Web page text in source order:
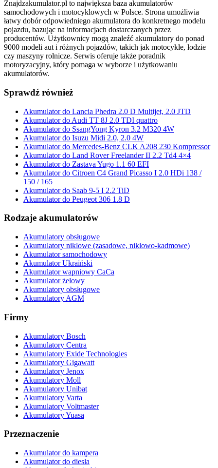
Znajdzakumulator.pl to największa baza akumulatorów
samochodowych i motocyklowych w Polsce. Strona umożliwia
łatwy dobór odpowiedniego akumulatora do konkretnego modelu
pojazdu, bazując na informacjach dostarczanych przez
producentów. Użytkownicy mogą znaleźć akumulatory do ponad
9000 modeli aut i różnych pojazdów, takich jak motocykle, łodzie
czy maszyny rolnicze. Serwis oferuje także poradnik
motoryzacyjny, który pomaga w wyborze i użytkowaniu
akumulatorów.
Sprawdź również
Akumulator do Lancia Phedra 2.0 D Multijet, 2.0 JTD
Akumulator do Audi TT 8J 2.0 TDI quattro
Akumulator do SsangYong Kyron 3.2 M320 4W
Akumulator do Isuzu Midi 2.0, 2.0 4W
Akumulator do Mercedes-Benz CLK A208 230 Kompressor
Akumulator do Land Rover Freelander II 2.2 Td4 4×4
Akumulator do Zastava Yugo 1.1 60 EFI
Akumulator do Citroen C4 Grand Picasso I 2.0 HDi 138 /
150 / 165
Akumulator do Saab 9-5 I 2.2 TiD
Akumulator do Peugeot 306 1.8 D
Rodzaje akumulatorów
Akumulatory obsługowe
Akumulatory niklowe (zasadowe, niklowo-kadmowe)
Akumulator samochodowy
Akumulator Ukraiński
Akumulator wapniowy CaCa
Akumulator żelowy
Akumulatory obsługowe
Akumulatory AGM
Firmy
Akumulatory Bosch
Akumulatory Centra
Akumulatory Exide Technologies
Akumulatory Gigawatt
Akumulatory Jenox
Akumulatory Moll
Akumulatory Unibat
Akumulatory Varta
Akumulatory Voltmaster
Akumulatory Yuasa
Przeznaczenie
Akumulator do kampera
Akumulator do diesla